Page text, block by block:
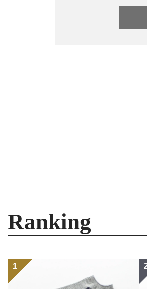
Ranking